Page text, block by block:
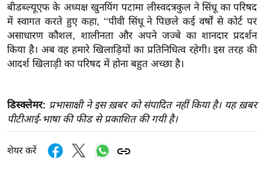
त
यं
ग
इं
डि
सा
हि
त्य
ज
बीडब्ल्यूएफ के अध्यक्ष खुनयिंग पटामा लीस्वदत्रकुल ने सिंधू का परिषद
में स्वागत करते हुए कहा, ‘‘पीवी सिंधू ने पिछले कई वर्षों से कोर्ट पर
असाधारण कौशल, शालीनता और अपने जज्बे का शानदार प्रदर्शन
किया है। अब वह हमारे खिलाड़ियों का प्रतिनिधित्व रहेगी। इस तरह की
आदर्श खिलाड़ी का परिषद में होना बहुत अच्छा है।
डिस्क्लेमर: प्रभासाक्षी ने इस ख़बर को संपादित नहीं किया है। यह ख़बर
पीटीआई-भाषा की फीड से प्रकाशित की गयी है।
शेयर करें